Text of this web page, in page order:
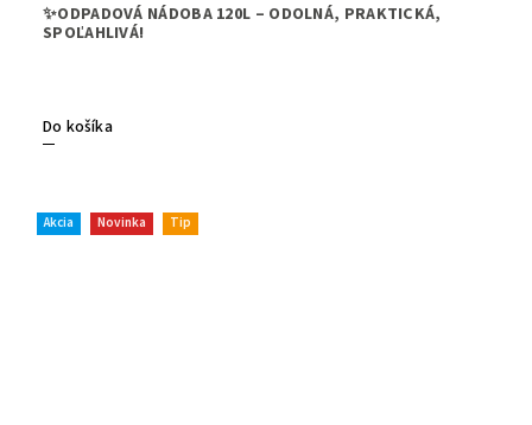
Do košíka
✨ODPADOVÁ NÁDOBA 120L – ODOLNÁ, PRAKTICKÁ,
SPOĽAHLIVÁ!
Akcia Novinka Tip